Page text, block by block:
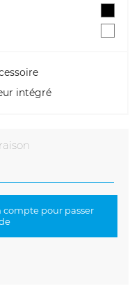
intégré
compte pour passer